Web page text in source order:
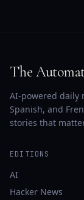
The
AI-powered daily
Spanish, and
stories that
EDITIONS
AI
Hacker News